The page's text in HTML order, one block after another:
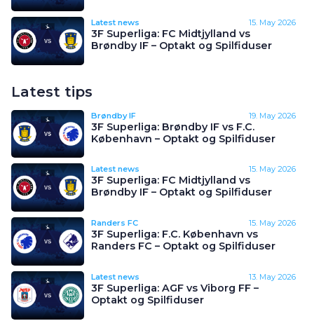
Latest news 15. May 2026
3F Superliga: FC Midtjylland vs
Brøndby IF – Optakt og Spilfiduser
Latest tips
Brøndby IF 19. May 2026
3F Superliga: Brøndby IF vs F.C.
København – Optakt og Spilfiduser
Latest news 15. May 2026
3F Superliga: FC Midtjylland vs
Brøndby IF – Optakt og Spilfiduser
Randers FC 15. May 2026
3F Superliga: F.C. København vs
Randers FC – Optakt og Spilfiduser
Latest news 13. May 2026
3F Superliga: AGF vs Viborg FF –
Optakt og Spilfiduser